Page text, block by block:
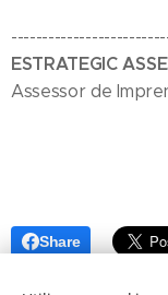
ESTRATEGIC
Assessor de
Share